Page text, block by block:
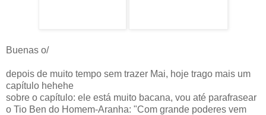
Buenas o/
depois de muito tempo sem trazer Mai, hoje trago mais um
capítulo hehehe
sobre o capítulo: ele está muito bacana, vou até parafrasear
o Tio Ben do Homem-Aranha: "Com grande poderes vem